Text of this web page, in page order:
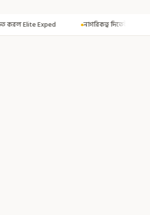
নাগরিকত্ব দিতেই CAA! ৩০০ মতুয়াকে নাগরিকত্বের